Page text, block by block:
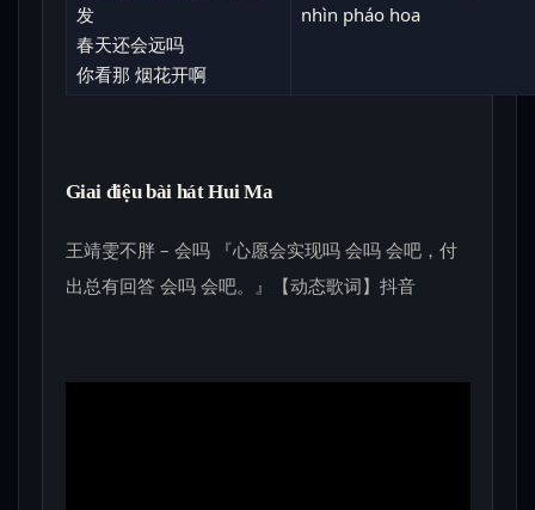
发
春天还会远吗
你看那 烟花开啊
nhìn pháo hoa
Giai điệu bài hát Hui Ma
王靖雯不胖 – 会吗 『心愿会实现吗 会吗 会吧，付
出总有回答 会吗 会吧。』【动态歌词】抖音